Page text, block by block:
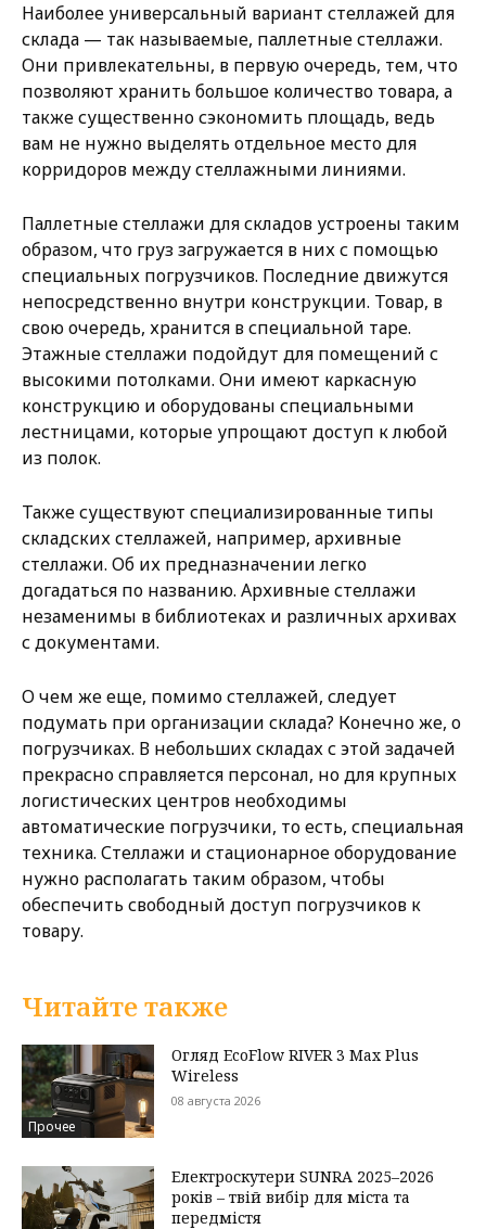
Наиболее универсальный вариант стеллажей для
склада — так называемые, паллетные стеллажи.
Они привлекательны, в первую очередь, тем, что
позволяют хранить большое количество товара, а
также существенно сэкономить площадь, ведь
вам не нужно выделять отдельное место для
корридоров между стеллажными линиями.
Паллетные стеллажи для складов устроены таким
образом, что груз загружается в них с помощью
специальных погрузчиков. Последние движутся
непосредственно внутри конструкции. Товар, в
свою очередь, хранится в специальной таре.
Этажные стеллажи подойдут для помещений с
высокими потолками. Они имеют каркасную
конструкцию и оборудованы специальными
лестницами, которые упрощают доступ к любой
из полок.
Также существуют специализированные типы
складских стеллажей, например, архивные
стеллажи. Об их предназначении легко
догадаться по названию. Архивные стеллажи
незаменимы в библиотеках и различных архивах
с документами.
О чем же еще, помимо стеллажей, следует
подумать при организации склада? Конечно же, о
погрузчиках. В небольших складах с этой задачей
прекрасно справляется персонал, но для крупных
логистических центров необходимы
автоматические погрузчики, то есть, специальная
техника. Стеллажи и стационарное оборудование
нужно располагать таким образом, чтобы
обеспечить свободный доступ погрузчиков к
товару.
Читайте также
Прочее
Огляд EcoFlow RIVER 3 Max Plus
Wireless
08 августа 2026
Електроскутери SUNRA 2025–2026
років – твій вибір для міста та
передмістя